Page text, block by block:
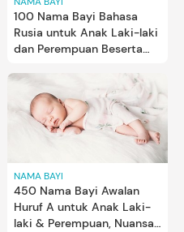
100 Nama Bayi Bahasa
Rusia untuk Anak Laki-laki
dan Perempuan Beserta
NAMA BAYI
450 Nama Bayi Awalan
Huruf A untuk Anak Laki-
laki & Perempuan, Nuansa